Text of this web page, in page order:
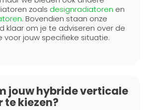
zoals designradiatoren en
. Bovendien staan onze
klaar om je te adviseren over de
voor jouw specifieke situatie.
jouw hybride verticale
kiezen?